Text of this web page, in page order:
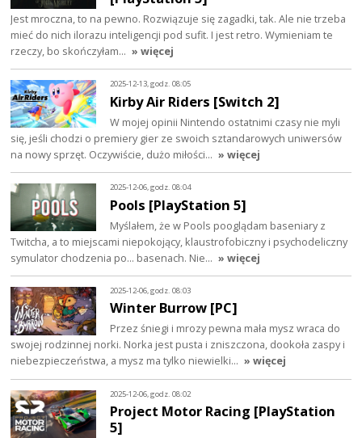
Jest mroczna, to na pewno. Rozwiązuje się zagadki, tak. Ale nie trzeba
mieć do nich ilorazu inteligencji pod sufit. I jest retro. Wymieniam te
rzeczy, bo skończyłam… » więcej
2025-12-13, godz. 08:05
Kirby Air Riders [Switch 2]
W mojej opinii Nintendo ostatnimi czasy nie myli
się, jeśli chodzi o premiery gier ze swoich sztandarowych uniwersów
na nowy sprzęt. Oczywiście, dużo miłości… » więcej
2025-12-06, godz. 08:04
Pools [PlayStation 5]
Myślałem, że w Pools pooglądam baseniary z
Twitcha, a to miejscami niepokojący, klaustrofobiczny i psychodeliczny
symulator chodzenia po... basenach. Nie… » więcej
2025-12-06, godz. 08:03
Winter Burrow [PC]
Przez śniegi i mrozy pewna mała mysz wraca do
swojej rodzinnej norki. Norka jest pusta i zniszczona, dookoła zaspy i
niebezpieczeństwa, a mysz ma tylko niewielki… » więcej
2025-12-06, godz. 08:02
Project Motor Racing [PlayStation
5]